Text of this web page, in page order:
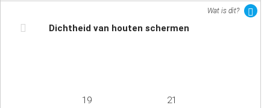
Wat is dit?
Dichtheid van houten schermen
19 21